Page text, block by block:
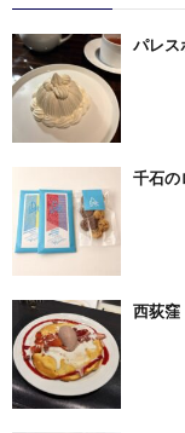
パレス
千石の
西荻